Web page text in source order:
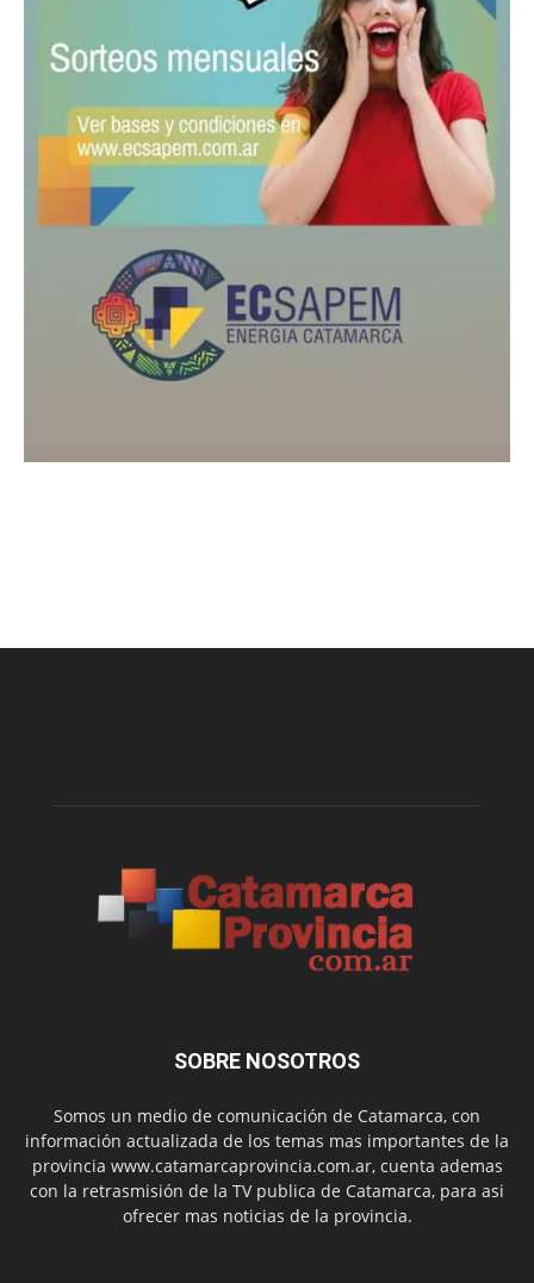
SOBRE NOSOTROS
Somos un medio de comunicación de Catamarca, con
información actualizada de los temas mas importantes de la
provincia www.catamarcaprovincia.com.ar, cuenta ademas
con la retrasmisión de la TV publica de Catamarca, para asi
ofrecer mas noticias de la provincia.